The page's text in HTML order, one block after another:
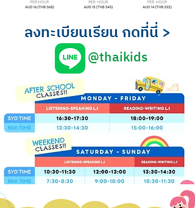
ลงทะเบียนเรียน กดที่นี่ >
@thaikids